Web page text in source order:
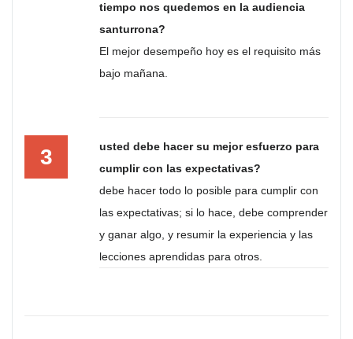
tiempo nos quedemos en la audiencia
santurrona?
El mejor desempeño hoy es el requisito más
bajo mañana.
3
usted debe hacer su mejor esfuerzo para
cumplir con las expectativas?
debe hacer todo lo posible para cumplir con
las expectativas; si lo hace, debe comprender
y ganar algo, y resumir la experiencia y las
lecciones aprendidas para otros.